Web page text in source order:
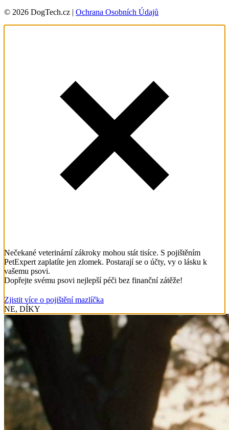
© 2026 DogTech.cz | Ochrana Osobních Údajů
Nečekané veterinární zákroky mohou stát tisíce. S pojištěním
PetExpert zaplatíte jen zlomek. Postarají se o účty, vy o lásku k
vašemu psovi.
Dopřejte svému psovi nejlepší péči bez finanční zátěže!
Zjistit více o pojištění mazlíčka
NE, DÍKY